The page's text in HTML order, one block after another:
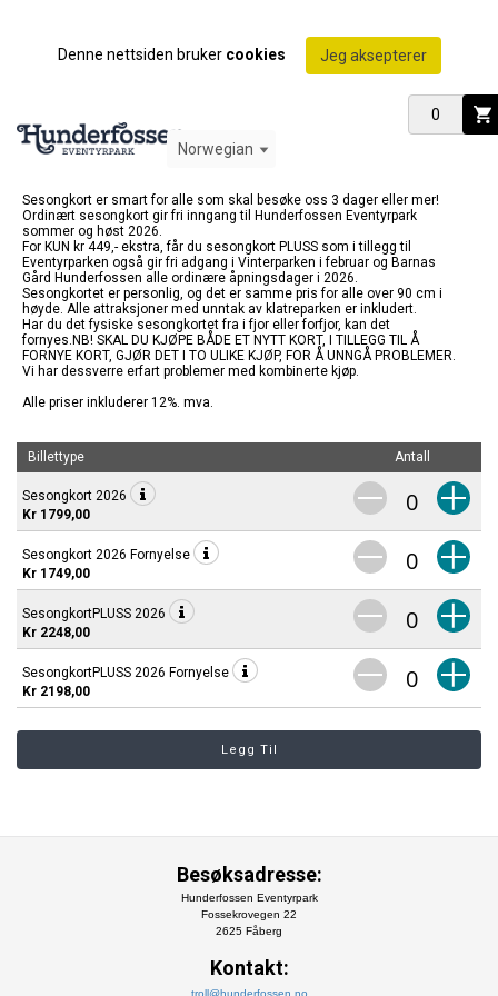
Denne nettsiden bruker cookies Jeg aksepterer
0
Sesongkort er smart for alle som skal besøke oss 3 dager eller mer!
Ordinært sesongkort gir fri inngang til Hunderfossen Eventyrpark
sommer og høst 2026.
For KUN kr 449,- ekstra, får du sesongkort PLUSS som i tillegg til
Eventyrparken også gir fri adgang i Vinterparken i februar og Barnas
Gård Hunderfossen alle ordinære åpningsdager i 2026.
Sesongkortet er personlig, og det er samme pris for alle over 90 cm i
høyde. Alle attraksjoner med unntak av klatreparken er inkludert.
Har du det fysiske sesongkortet fra i fjor eller forfjor, kan det
fornyes. NB! SKAL DU KJØPE BÅDE ET NYTT KORT, I TILLEGG TIL Å
FORNYE KORT, GJØR DET I TO ULIKE KJØP, FOR Å UNNGÅ PROBLEMER.
Vi har dessverre erfart problemer med kombinerte kjøp.
Alle priser inkluderer 12%. mva.
Antall
Billettype
Sesongkort 2026
Kr 1799,00
Sesongkort 2026 Fornyelse
Kr 1749,00
SesongkortPLUSS 2026
Kr 2248,00
SesongkortPLUSS 2026 Fornyelse
Kr 2198,00
Besøksadresse:
Hunderfossen Eventyrpark
Fossekrovegen 22
2625 Fåberg
Kontakt:
troll@hunderfossen.no